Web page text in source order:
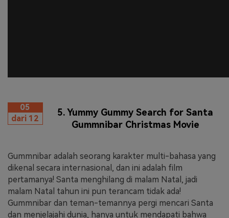
05
dari 12
5. Yummy Gummy Search for Santa
Gummnibar Christmas Movie
Gummnibar adalah seorang karakter multi-bahasa yang
dikenal secara internasional, dan ini adalah film
pertamanya! Santa menghilang di malam Natal, jadi
malam Natal tahun ini pun terancam tidak ada!
Gummnibar dan teman-temannya pergi mencari Santa
dan menjelajahi dunia, hanya untuk mendapati bahwa